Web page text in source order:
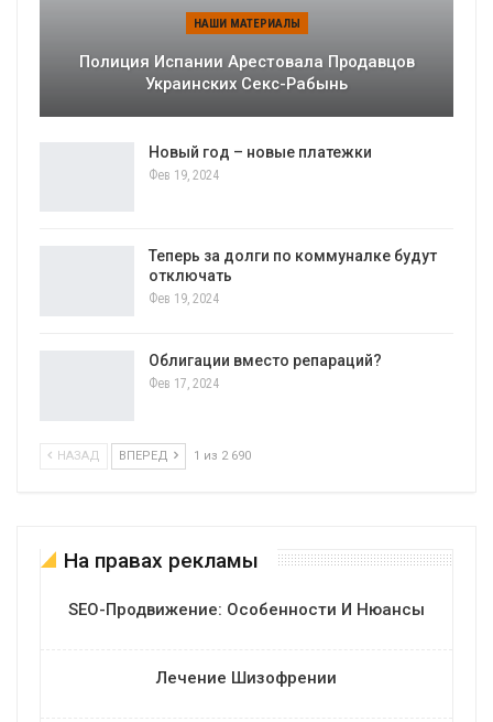
НАШИ МАТЕРИАЛЫ
Полиция Испании Арестовала Продавцов
Украинских Секс-Рабынь
Новый год – новые платежки
Фев 19, 2024
Теперь за долги по коммуналке будут
отключать
Фев 19, 2024
Облигации вместо репараций?
Фев 17, 2024
НАЗАД ВПЕРЕД 1 из 2 690
На правах рекламы
SEO-Продвижение: Особенности И Нюансы
Лечение Шизофрении